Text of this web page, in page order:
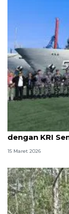
TNI AL
dengan KRI
15 Maret 2026